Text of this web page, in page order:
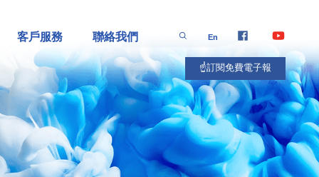
客戶服務 聯絡我們 En
☝️訂閱免費電子報